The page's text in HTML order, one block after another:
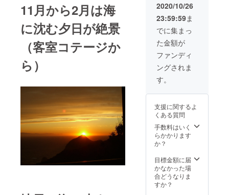
11月から2月は海
に沈む夕日が絶景
（客室コテージか
ら）
利用の
事前に
ご予約
をお願
いいた
しま
す。 有
効期限
2020/10/26
23:59:59ま
でに集まっ
た金額が
ファンディ
ングされま
す。
支援に関するよ
くある質問
手数料はいく
らかかります
か？
目標金額に届
かなかった場
合どうなりま
すか？